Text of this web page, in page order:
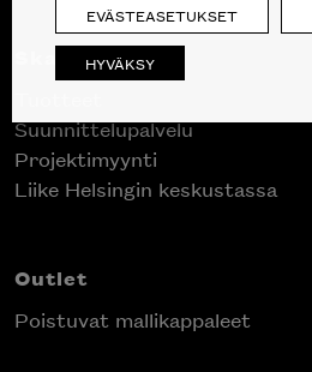
Skanno
Suunnittelupalvelu
Projektimyynti
Liike Helsingin keskustassa
Outlet
Poistuvat mallikappaleet
EVÄSTEASETUKSET
HYVÄKSY